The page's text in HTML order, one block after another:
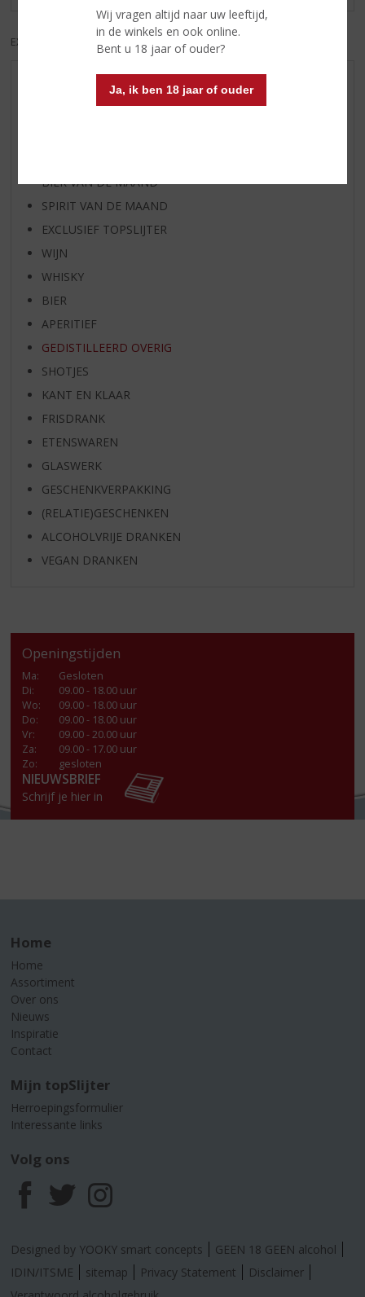
Wij vragen altijd naar uw leeftijd,
in de winkels en ook online.
Bent u 18 jaar of ouder?
Ja, ik ben 18 jaar of ouder
EXCL. BTW INCL. BTW
AANBIEDINGEN
WIJN VAN DE MAAND
BIER VAN DE MAAND
SPIRIT VAN DE MAAND
EXCLUSIEF TOPSLIJTER
WIJN
WHISKY
BIER
APERITIEF
GEDISTILLEERD OVERIG
SHOTJES
KANT EN KLAAR
FRISDRANK
ETENSWAREN
GLASWERK
GESCHENKVERPAKKING
(RELATIE)GESCHENKEN
ALCOHOLVRIJE DRANKEN
VEGAN DRANKEN
Openingstijden
Ma:
Gesloten
Di:
09.00 - 18.00 uur
Wo:
09.00 - 18.00 uur
Do:
09.00 - 18.00 uur
Vr:
09.00 - 20.00 uur
Za:
09.00 - 17.00 uur
Zo:
gesloten
NIEUWSBRIEF
Schrijf je hier in
Home
Home
Assortiment
Over ons
Nieuws
Inspiratie
Contact
Mijn topSlijter
Herroepingsformulier
Interessante links
Volg ons
F
a
c
T
w
i
I
n
s
Designed by YOOKY smart concepts
GEEN 18 GEEN alcohol
IDIN/ITSME
sitemap Privacy Statement
Disclaimer